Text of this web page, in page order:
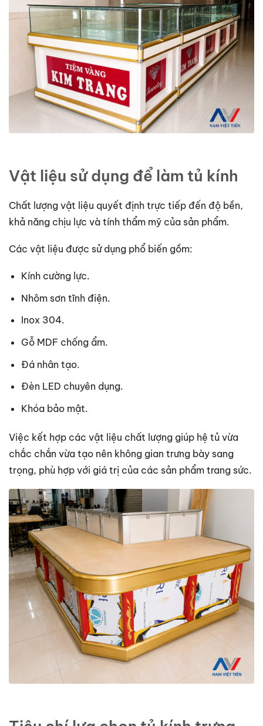
Vật liệu sử dụng để làm tủ kính
Chất lượng vật liệu quyết định trực tiếp đến độ bền,
khả năng chịu lực và tính thẩm mỹ của sản phẩm.
Các vật liệu được sử dụng phổ biến gồm:
Kính cường lực.
Nhôm sơn tĩnh điện.
Inox 304.
Gỗ MDF chống ẩm.
Đá nhân tạo.
Đèn LED chuyên dụng.
Khóa bảo mật.
Việc kết hợp các vật liệu chất lượng giúp hệ tủ vừa
chắc chắn vừa tạo nên không gian trưng bày sang
trọng, phù hợp với giá trị của các sản phẩm trang sức.